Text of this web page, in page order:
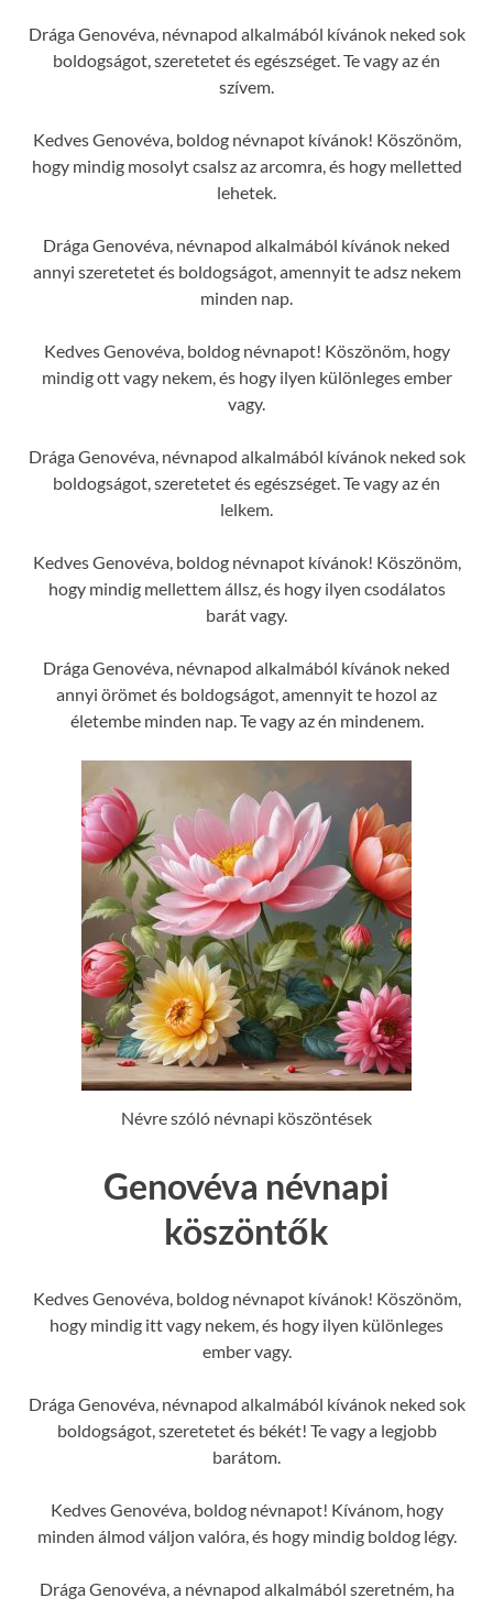
Drága Genovéva, névnapod alkalmából kívánok neked sok
boldogságot, szeretetet és egészséget. Te vagy az én
szívem.
Kedves Genovéva, boldog névnapot kívánok! Köszönöm,
hogy mindig mosolyt csalsz az arcomra, és hogy melletted
lehetek.
Drága Genovéva, névnapod alkalmából kívánok neked
annyi szeretetet és boldogságot, amennyit te adsz nekem
minden nap.
Kedves Genovéva, boldog névnapot! Köszönöm, hogy
mindig ott vagy nekem, és hogy ilyen különleges ember
vagy.
Drága Genovéva, névnapod alkalmából kívánok neked sok
boldogságot, szeretetet és egészséget. Te vagy az én
lelkem.
Kedves Genovéva, boldog névnapot kívánok! Köszönöm,
hogy mindig mellettem állsz, és hogy ilyen csodálatos
barát vagy.
Drága Genovéva, névnapod alkalmából kívánok neked
annyi örömet és boldogságot, amennyit te hozol az
életembe minden nap. Te vagy az én mindenem.
Névre szóló névnapi köszöntések
Genovéva névnapi
köszöntők
Kedves Genovéva, boldog névnapot kívánok! Köszönöm,
hogy mindig itt vagy nekem, és hogy ilyen különleges
ember vagy.
Drága Genovéva, névnapod alkalmából kívánok neked sok
boldogságot, szeretetet és békét! Te vagy a legjobb
barátom.
Kedves Genovéva, boldog névnapot! Kívánom, hogy
minden álmod váljon valóra, és hogy mindig boldog légy.
Drága Genovéva, a névnapod alkalmából szeretném, ha